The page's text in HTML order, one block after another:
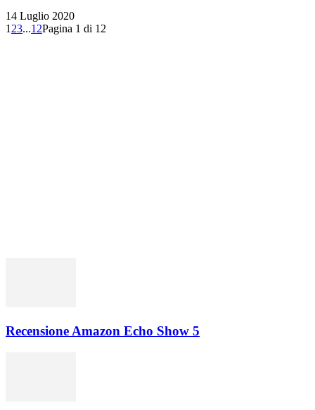
14 Luglio 2020
1 23...12Pagina 1 di 12
Recensione Amazon Echo Show 5